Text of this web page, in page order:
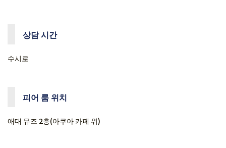
상담 시간
수시로
피어 룸 위치
애대 뮤즈 2층(아쿠아 카페 위)